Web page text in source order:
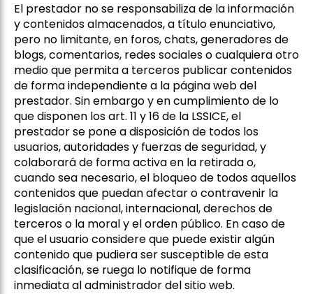
El prestador no se responsabiliza de la información
y contenidos almacenados, a título enunciativo,
pero no limitante, en foros, chats, generadores de
blogs, comentarios, redes sociales o cualquiera otro
medio que permita a terceros publicar contenidos
de forma independiente a la página web del
prestador. Sin embargo y en cumplimiento de lo
que disponen los art. 11 y 16 de la LSSICE, el
prestador se pone a disposición de todos los
usuarios, autoridades y fuerzas de seguridad, y
colaborará de forma activa en la retirada o,
cuando sea necesario, el bloqueo de todos aquellos
contenidos que puedan afectar o contravenir la
legislación nacional, internacional, derechos de
terceros o la moral y el orden público. En caso de
que el usuario considere que puede existir algún
contenido que pudiera ser susceptible de esta
clasificación, se ruega lo notifique de forma
inmediata al administrador del sitio web.